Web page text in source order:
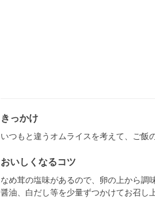
きっかけ
いつもと違うオムライスを考えて、ご飯
おいしくなるコツ
なめ茸の塩味があるので、卵の上から調
醤油、白だし等を少量ずつかけてお召し